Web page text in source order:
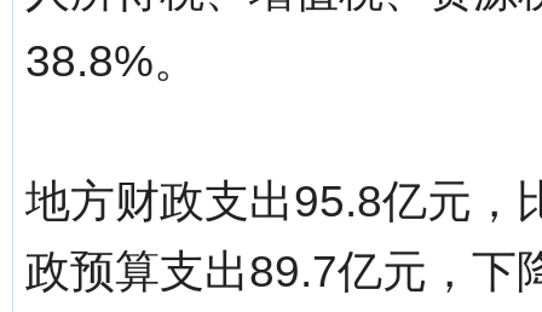
38.8%。
地方财政支出95.8亿元，
政预算支出89.7亿元，下